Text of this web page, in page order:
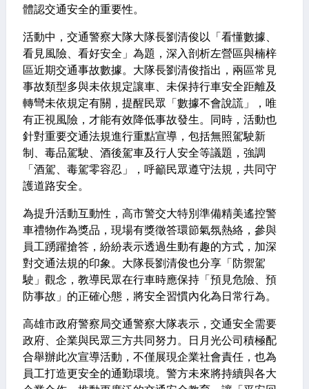
體認交通安全的重要性。
活動中，交通警察大隊大隊長劉清俊以「看懂數據、
看見風險、看好安全」為題，深入剖析左營區與楠梓
區近期交通事故數據。大隊長劉清俊指出，兩區常見
事故類型多與未依規定讓車、未保持行車安全距離及
轉彎未依規定有關，提醒民眾「數據不會說謊」，唯
有正視風險，才能有效降低事故發生。同時，活動也
針對重要交通法規進行重點宣導，包括無照駕駛新
制、毒品駕駛、酒後駕車及行人安全等議題，強調
「酒駕、毒駕零容忍」，呼籲民眾遵守法規，共同守
護道路安全。
為提升活動互動性，高市警交大特別準備精美遙控警
車禮物作為獎品，現場有獎徵答環節氣氛熱絡，參與
員工踴躍搶答，紛紛表示透過生動有趣的方式，加深
對交通法規的印象。大隊長劉清俊也分享「防禦駕
駛」觀念，教導民眾在行車時應保持「預見危險、預
防事故」的正確心態，將安全習慣內化為日常行為。
高雄市政府警察局交通警察大隊表示，交通安全需要
政府、企業與民眾三方共同努力。日月光公司積極配
合舉辦此次宣導活動，不僅展現企業社會責任，也為
員工打造更安全的通勤環境。警方未來將持續與各大